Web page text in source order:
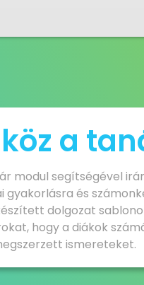
a
modul segítségével
és
dolgozat
hogy a diákok
ismereteket.